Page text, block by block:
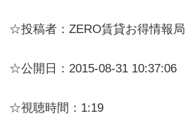
☆投稿者：ZERO賃貸お得情報局
☆公開日：2015-08-31 10:37:06
☆視聴時間：1:19